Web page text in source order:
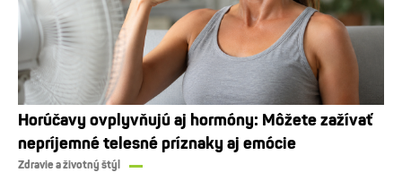
Horúčavy ovplyvňujú aj hormóny: Môžete zažívať
nepríjemné telesné príznaky aj emócie
Zdravie a životný štýl